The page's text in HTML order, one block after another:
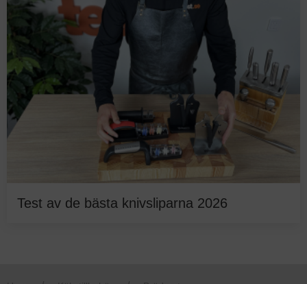
Test av de bästa knivsliparna 2026